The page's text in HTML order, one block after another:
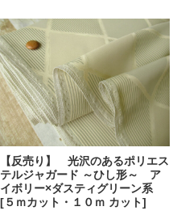
【反売り】 光沢のあるポリエス
テルジャガード ～ひし形～ ア
イボリー×ダスティグリーン系
[５ｍカット・１０ｍ カット]